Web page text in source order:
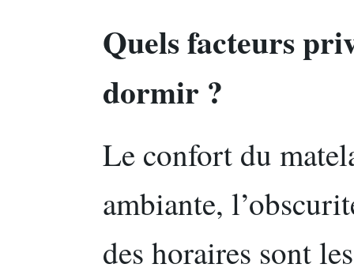
Quels facteurs
dormir ?
Le confort du
ambiante,
des horaires sont